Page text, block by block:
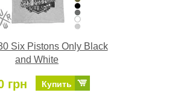
Six Pistons Only Black
and White
грн Купить